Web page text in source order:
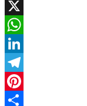
Facebook
X
WhatsApp
LinkedIn
Telegram
Pinterest